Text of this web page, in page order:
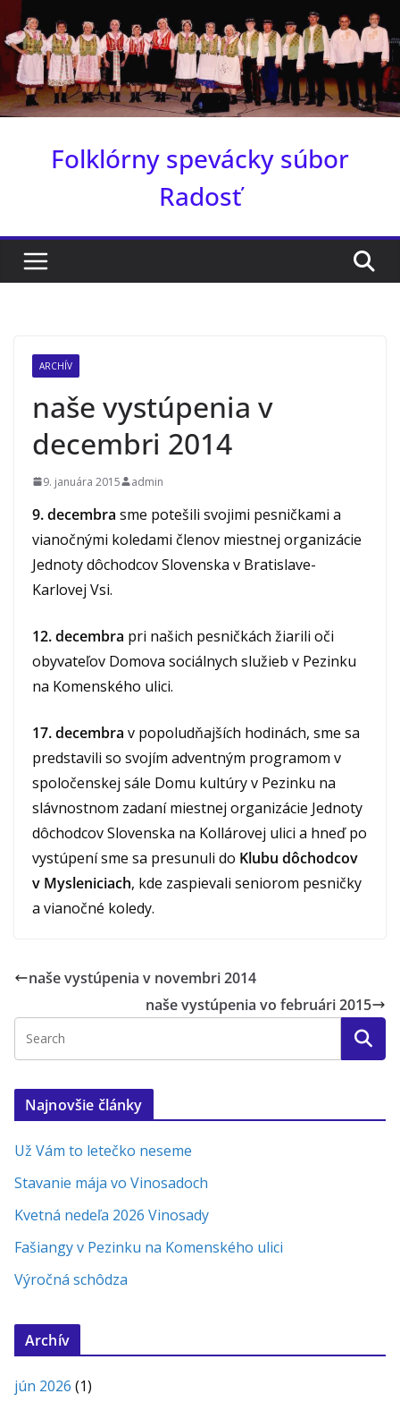
to
content
Folklórny spevácky súbor
Radosť
ARCHÍV
naše vystúpenia v
decembri 2014
9. januára 2015 admin
9. decembra sme potešili svojimi pesničkami a
vianočnými koledami členov miestnej organizácie
Jednoty dôchodcov Slovenska v Bratislave-
Karlovej Vsi.
12. decembra pri našich pesničkách žiarili oči
obyvateľov Domova sociálnych služieb v Pezinku
na Komenského ulici.
17. decembra v popoludňajších hodinách, sme sa
predstavili so svojím adventným programom v
spoločenskej sále Domu kultúry v Pezinku na
slávnostnom zadaní miestnej organizácie Jednoty
dôchodcov Slovenska na Kollárovej ulici a hneď po
vystúpení sme sa presunuli do Klubu dôchodcov
v Mysleniciach, kde zaspievali seniorom pesničky
a vianočné koledy.
naše vystúpenia v novembri 2014
naše vystúpenia vo februári 2015
Najnovšie články
Už Vám to letečko neseme
Stavanie mája vo Vinosadoch
Kvetná nedeľa 2026 Vinosady
Fašiangy v Pezinku na Komenského ulici
Výročná schôdza
Archív
jún 2026 (1)